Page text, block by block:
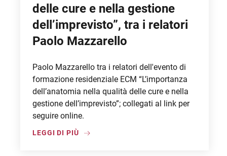
delle cure e nella gestione
dell’imprevisto”, tra i relatori
Paolo Mazzarello
Paolo Mazzarello tra i relatori dell'evento di
formazione residenziale ECM “L’importanza
dell’anatomia nella qualità delle cure e nella
gestione dell’imprevisto”; collegati al link per
seguire online.
LEGGI DI PIÙ